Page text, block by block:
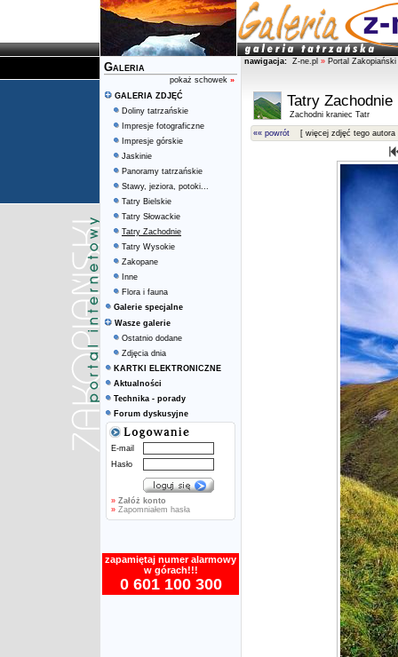
Galeria
pokaż schowek »
GALERIA ZDJĘĆ
Doliny tatrzańskie
Impresje fotograficzne
Impresje górskie
Jaskinie
Panoramy tatrzańskie
Stawy, jeziora, potoki...
Tatry Bielskie
Tatry Słowackie
Tatry Zachodnie
Tatry Wysokie
Zakopane
Inne
Flora i fauna
Galerie specjalne
Wasze galerie
Ostatnio dodane
Zdjęcia dnia
KARTKI ELEKTRONICZNE
Aktualności
Technika - porady
Forum dyskusyjne
E-mail
Hasło
» Załóż konto
» Zapomniałem hasła
zapamiętaj numer alarmowy
w górach!!!
0 601 100 300
nawigacja: Z-ne.pl » Portal Zakopiański
Tatry Zachodnie
Zachodni kraniec Tatr
«« powrót [ więcej zdjęć tego autora